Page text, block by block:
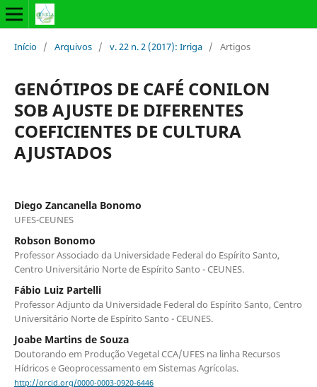
Início / Arquivos / v. 22 n. 2 (2017): Irriga / Artigos
GENÓTIPOS DE CAFÉ CONILON
SOB AJUSTE DE DIFERENTES
COEFICIENTES DE CULTURA
AJUSTADOS
Diego Zancanella Bonomo
UFES-CEUNES
Robson Bonomo
Professor Associado da Universidade Federal do Espírito Santo,
Centro Universitário Norte de Espírito Santo - CEUNES.
Fábio Luiz Partelli
Professor Adjunto da Universidade Federal do Espírito Santo, Centro
Universitário Norte de Espírito Santo - CEUNES.
Joabe Martins de Souza
Doutorando em Produção Vegetal CCA/UFES na linha Recursos
Hídricos e Geoprocessamento em Sistemas Agrícolas.
http://orcid.org/0000-0003-0920-6446